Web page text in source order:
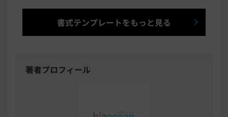
書式テンプレートをもっと見る
著者プロフィール